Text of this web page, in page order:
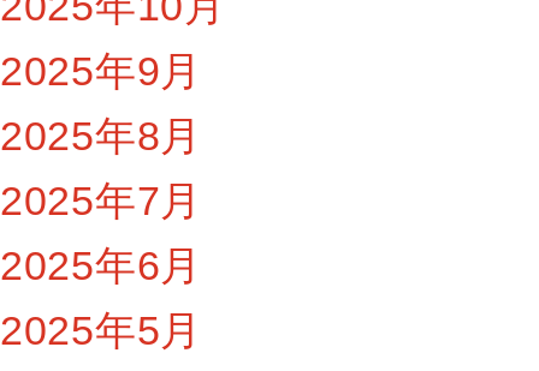
2025年9月
2025年8月
2025年7月
2025年6月
2025年5月